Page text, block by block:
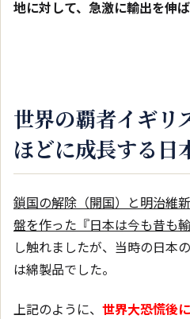
地に対して、急激に輸出を伸
世界の覇者イギリ
ほどに成長する日
鎖国の解除（開国）と明治維
盤を作った『日本は今も昔も輸
し触れましたが、当時の日本
は綿製品でした。
上記のように、 世界大恐慌後